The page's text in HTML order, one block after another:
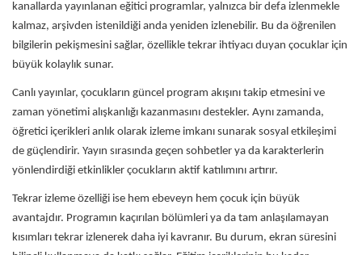
kanallarda yayınlanan eğitici programlar, yalnızca bir defa izlenmekle
kalmaz, arşivden istenildiği anda yeniden izlenebilir. Bu da öğrenilen
bilgilerin pekişmesini sağlar, özellikle tekrar ihtiyacı duyan çocuklar için
büyük kolaylık sunar.
Canlı yayınlar, çocukların güncel program akışını takip etmesini ve
zaman yönetimi alışkanlığı kazanmasını destekler. Aynı zamanda,
öğretici içerikleri anlık olarak izleme imkanı sunarak sosyal etkileşimi
de güçlendirir. Yayın sırasında geçen sohbetler ya da karakterlerin
yönlendirdiği etkinlikler çocukların aktif katılımını artırır.
Tekrar izleme özelliği ise hem ebeveyn hem çocuk için büyük
avantajdır. Programın kaçırılan bölümleri ya da tam anlaşılamayan
kısımları tekrar izlenerek daha iyi kavranır. Bu durum, ekran süresini